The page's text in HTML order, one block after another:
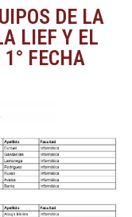
DE LA
LIEF Y EL
FECHA